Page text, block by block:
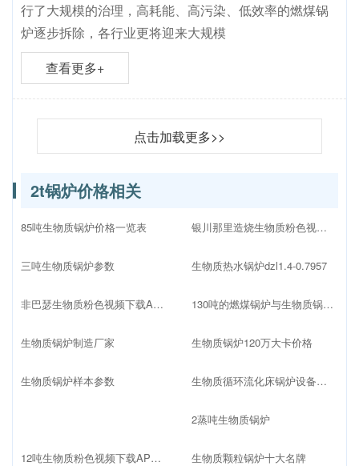
行了大规模的治理，高耗能、高污染、低效率的燃煤锅
炉逐步拆除，各行业更将迎来大规模
查看更多+
点击加载更多>>
2t锅炉价格相关
85吨生物质锅炉价格一览表
三吨生物质锅炉参数
非巴瑟生物质粉色视频下载APP
生物质锅炉制造厂家
生物质锅炉样本参数
银川那里造烧生物质粉色视频下载APP
生物质热水锅炉dzl1.4-0.7957
130吨的燃煤锅炉与生物质锅炉哪个价格高
生物质锅炉120万大卡价格
生物质循环流化床锅炉设备配置
2蒸吨生物质锅炉
12吨生物质粉色视频下载APP价格多少 生物质颗粒锅炉十大名牌